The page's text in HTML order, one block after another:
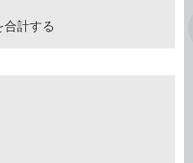
合計する